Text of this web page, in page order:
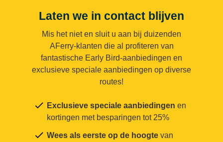
Laten we in contact blijven
Mis het niet en sluit u aan bij duizenden
AFerry-klanten die al profiteren van
fantastische Early Bird-aanbiedingen en
exclusieve speciale aanbiedingen op diverse
routes!
Exclusieve speciale aanbiedingen en
kortingen met besparingen tot 25%
Wees als eerste op de hoogte van